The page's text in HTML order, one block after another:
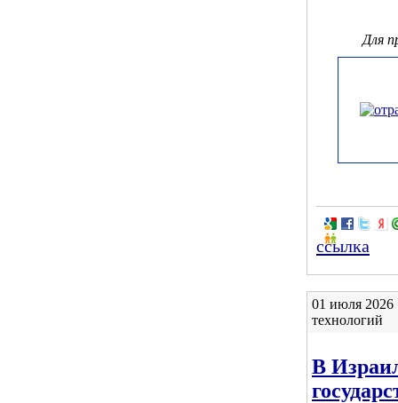
Для
ссылка
01 июля
технологий
В